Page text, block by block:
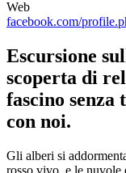
Web
facebook.com/
Escursione
scoperta di
fascino senza
con noi.
Gli alberi si
rosso vivo, e le nuvole